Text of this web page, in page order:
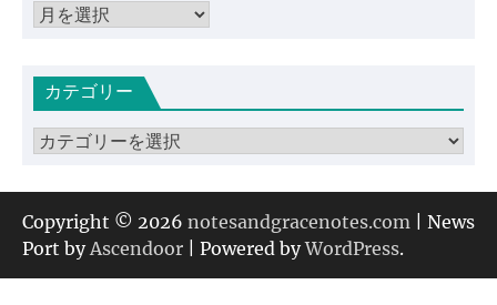
ア
イカテゴリー
カ
ゴ
リ
ー
Copyright © 2026 notesandgracenotes.com | News
Port by Ascendoor | Powered byWordPress.